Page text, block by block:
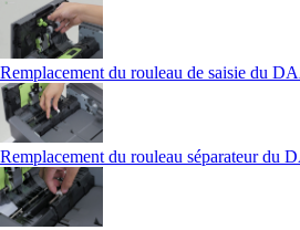
Remplacement du rouleau de saisie du
Remplacement du rouleau séparateur du